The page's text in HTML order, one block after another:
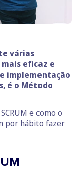
várias
eficaz e
implementação
é o Método
e como o
por hábito fazer